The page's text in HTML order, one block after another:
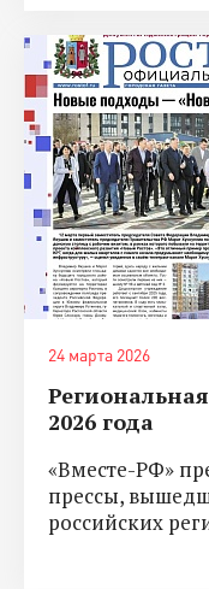
24 марта 2026
2026 года
«Вместе-РФ»
прессы,
российских